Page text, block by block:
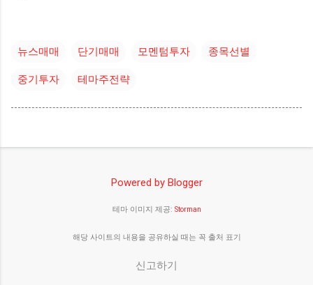
뉴스매매 단기매매 모멘텀투자 종목선별
중기투자 테마주전략
Powered by Blogger
테마 이미지 제공: Storman
해당 사이트의 내용을 공유하실 때는 꼭 출처 표기
신고하기